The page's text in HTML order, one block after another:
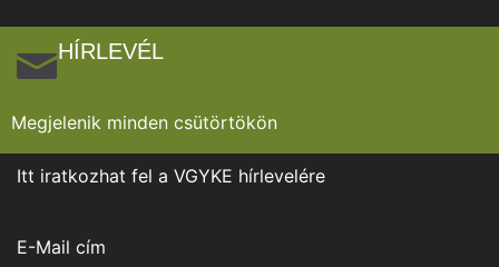
HÍRLEVÉL
Megjelenik minden csütörtökön
Itt iratkozhat fel a VGYKE hírlevelére
E-Mail cím